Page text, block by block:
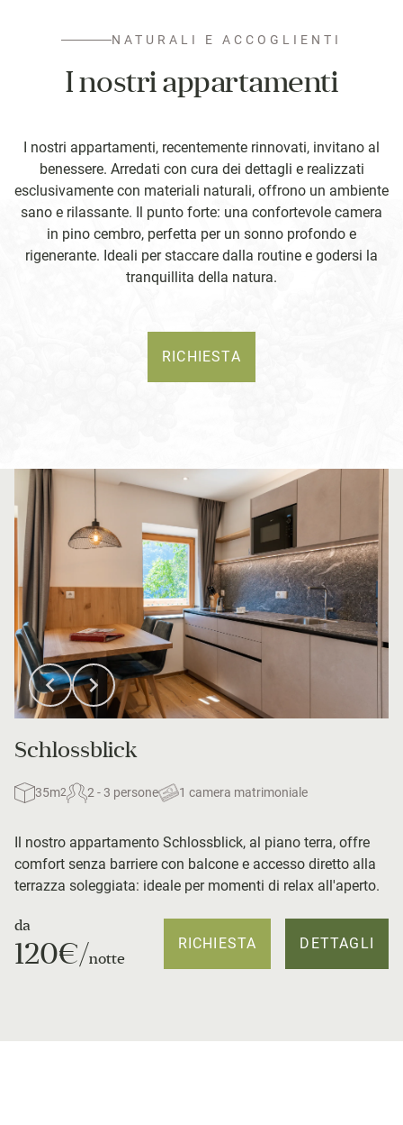
NATURALI E ACCOGLIENTI
I nostri appartamenti
I nostri appartamenti, recentemente rinnovati, invitano al
benessere. Arredati con cura dei dettagli e realizzati
esclusivamente con materiali naturali, offrono un ambiente
sano e rilassante. Il punto forte: una confortevole camera
in pino cembro, perfetta per un sonno profondo e
rigenerante. Ideali per staccare dalla routine e godersi la
tranquillita della natura.
RICHIESTA
Schlossblick
35m2 2 - 3 persone 1 camera matrimoniale
Il nostro appartamento Schlossblick, al piano terra, offre
comfort senza barriere con balcone e accesso diretto alla
terrazza soleggiata: ideale per momenti di relax all'aperto.
da
120€/notte
RICHIESTA DETTAGLI